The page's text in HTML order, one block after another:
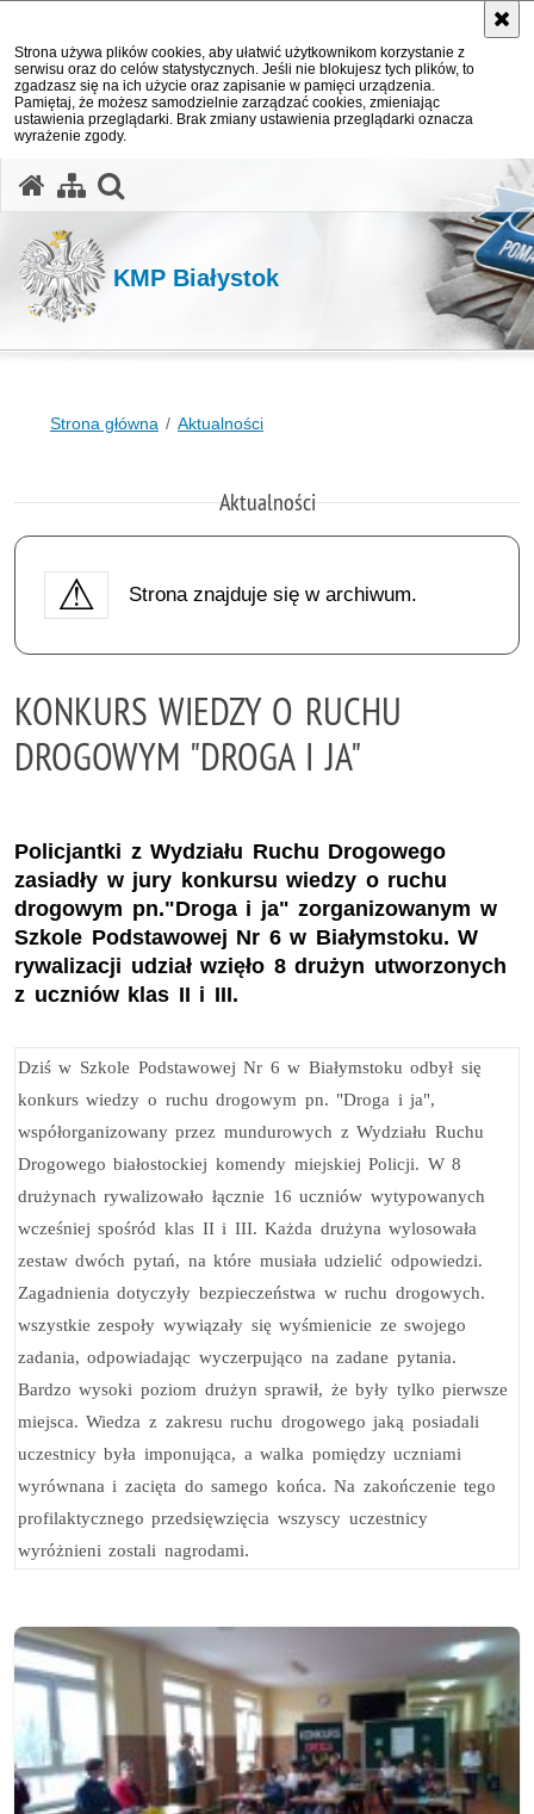
Strona używa plików cookies, aby ułatwić użytkownikom korzystanie z
serwisu oraz do celów statystycznych. Jeśli nie blokujesz tych plików, to
zgadzasz się na ich użycie oraz zapisanie w pamięci urządzenia.
Pamiętaj, że możesz samodzielnie zarządzać cookies, zmieniając
ustawienia przeglądarki. Brak zmiany ustawienia przeglądarki oznacza
wyrażenie zgody.
KMP Białystok
Strona główna Aktualności
Aktualności
Strona znajduje się w archiwum.
KONKURS WIEDZY O RUCHU
DROGOWYM "DROGA I JA"
Policjantki z Wydziału Ruchu Drogowego
zasiadły w jury konkursu wiedzy o ruchu
drogowym pn."Droga i ja" zorganizowanym w
Szkole Podstawowej Nr 6 w Białymstoku. W
rywalizacji udział wzięło 8 drużyn utworzonych
z uczniów klas II i III.
Dziś w Szkole Podstawowej Nr 6 w Białymstoku odbył się
konkurs wiedzy o ruchu drogowym pn. "Droga i ja",
współorganizowany przez mundurowych z Wydziału Ruchu
Drogowego białostockiej komendy miejskiej Policji. W 8
drużynachrywalizowało łącznie 16 uczniów wytypowanych
wcześniej spośród klas II i III. Każda drużyna wylosowała
zestaw dwóch pytań, na które musiała udzielić odpowiedzi.
Zagadnienia dotyczyły bezpieczeństwa w ruchu drogowych.
wszystkie zespoły wywiązały się wyśmienicie ze swojego
zadania, odpowiadając wyczerpująco na zadane pytania.
Bardzo wysoki poziom drużyn sprawił, że były tylko pierwsze
miejsca. Wiedza z zakresu ruchu drogowego jaką posiadali
uczestnicy była imponująca, a walka pomiędzy uczniami
wyrównana i zacięta do samego końca. Na zakończenie tego
profilaktycznego przedsięwzięcia wszyscy uczestnicy
wyróżnieni zostali nagrodami.